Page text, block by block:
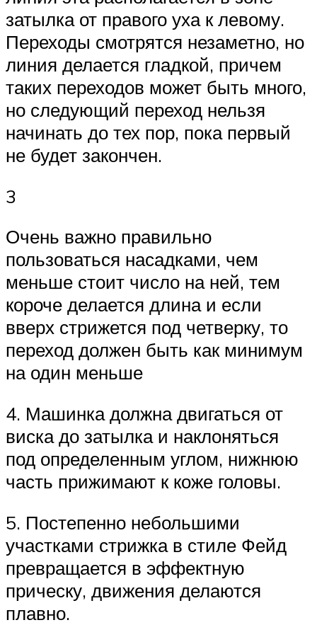
затылка от правого уха к левому.
Переходы смотрятся незаметно, но
линия делается гладкой, причем
таких переходов может быть много,
но следующий переход нельзя
начинать до тех пор, пока первый
не будет закончен.
3
Очень важно правильно
пользоваться насадками, чем
меньше стоит число на ней, тем
короче делается длина и если
вверх стрижется под четверку, то
переход должен быть как минимум
на один меньше
4. Машинка должна двигаться от
виска до затылка и наклоняться
под определенным углом, нижнюю
часть прижимают к коже головы.
5. Постепенно небольшими
участками стрижка в стиле Фейд
превращается в эффектную
прическу, движения делаются
плавно.